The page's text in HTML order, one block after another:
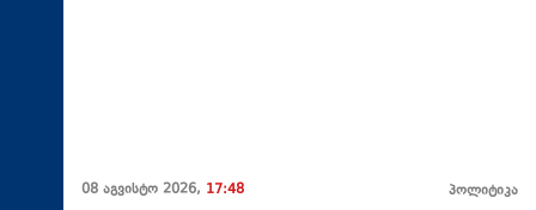
08 აგვისტო 2026, 17:48 პოლიტიკა